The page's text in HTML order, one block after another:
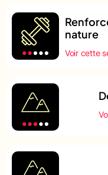
nature
Voir cette